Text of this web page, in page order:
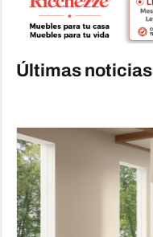
Últimas noticias